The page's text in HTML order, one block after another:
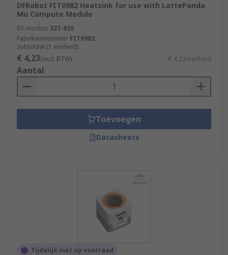
DFRobot FIT0982 Heatsink for use with LattePanda
Mu Compute Module
RS-stocknr. 327-855
Fabrikantnummer FIT0982
Subtotaal (1 eenheid)
€ 4,23(excl. BTW) € 4,23/eenheid
Aantal
Toevoegen
Datasheets
Tijdelijk niet op voorraad